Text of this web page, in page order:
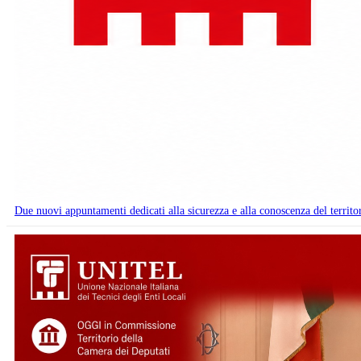
Due nuovi appuntamenti dedicati alla sicurezza e alla conoscenza del